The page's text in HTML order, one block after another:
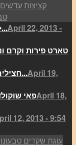
קציצות עדשיםApril 22, 2013 -
טארט פירות וקרם
חצילים קלויים בתנור עם טחינה, צנוברים...April 19,
פאיApril 18,
12, 2013 - 9:54